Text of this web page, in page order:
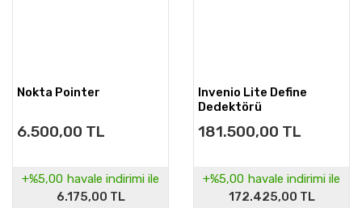
Nokta Pointer
6.500,00 TL
+%5,00 havale indirimi ile
6.175,00 TL
Invenio Lite Define
Dedektörü
181.500,00 TL
+%5,00 havale indirimi ile
172.425,00 TL